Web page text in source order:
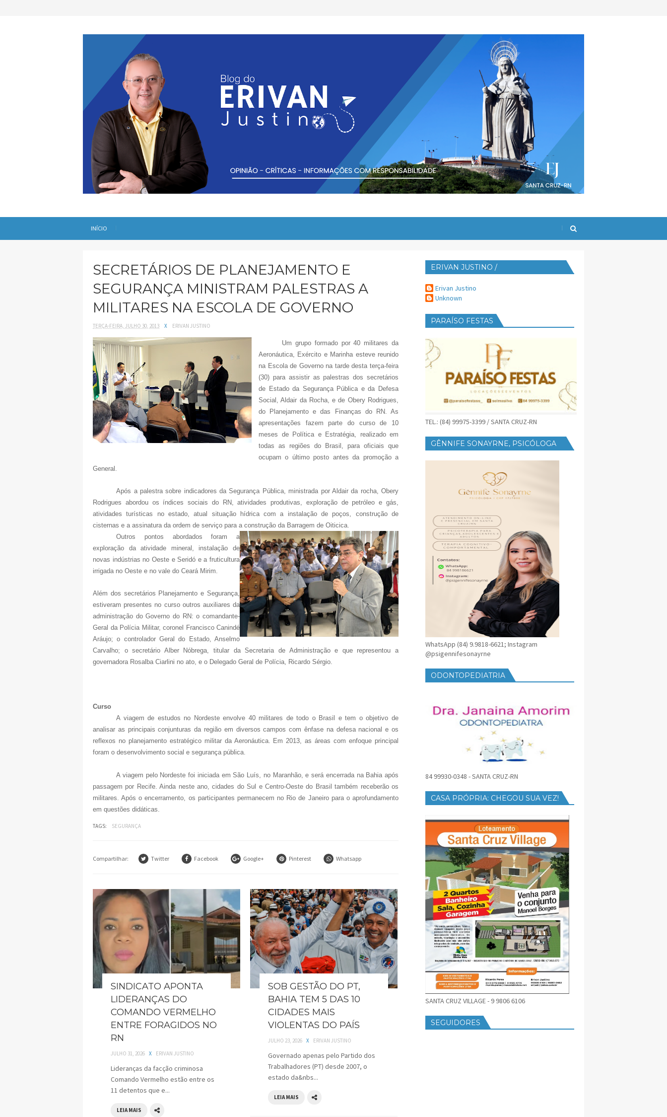
INÍCIO
SECRETÁRIOS DE PLANEJAMENTO E
SEGURANÇA MINISTRAM PALESTRAS A
MILITARES NA ESCOLA DE GOVERNO
TERÇA-FEIRA, JULHO 30, 2013 X ERIVAN JUSTINO
Um grupo formado por 40 militares da
Aeronáutica, Exército e Marinha esteve reunido
na Escola de Governo na tarde desta terça-feira
(30) para assistir as palestras dos secretários
de Estado da Segurança Pública e da Defesa
Social, Aldair da Rocha, e de Obery Rodrigues,
do Planejamento e das Finanças do RN. As
apresentações fazem parte do curso de 10
meses de Política e Estratégia, realizado em
todas as regiões do Brasil, para oficiais que
ocupam o último posto antes da promoção a
General.
Após a palestra sobre indicadores da Segurança Pública, ministrada por Aldair da rocha, Obery
Rodrigues abordou os índices sociais do RN, atividades produtivas, exploração de petróleo e gás,
atividades turísticas no estado, atual situação hídrica com a instalação de poços, construção de
cisternas e a assinatura da ordem de serviço para a construção da Barragem de Oiticica.
Outros pontos abordados foram a
exploração da atividade mineral, instalação de
novas indústrias no Oeste e Seridó e a fruticultura
irrigada no Oeste e no vale do Ceará Mirim.
Além dos secretários Planejamento e Segurança,
estiveram presentes no curso outros auxiliares da
administração do Governo do RN: o comandante-
Geral da Polícia Militar, coronel Francisco Canindé
Aráujo; o controlador Geral do Estado, Anselmo
Carvalho; o secretário Alber Nóbrega, titular da Secretaria de Administração e que representou a
governadora Rosalba Ciarlini no ato, e o Delegado Geral de Polícia, Ricardo Sérgio.
Curso
A viagem de estudos no Nordeste envolve 40 militares de todo o Brasil e tem o objetivo de
analisar as principais conjunturas da região em diversos campos com ênfase na defesa nacional e os
reflexos no planejamento estratégico militar da Aeronáutica. Em 2013, as áreas com enfoque principal
foram o desenvolvimento social e segurança pública.
A viagem pelo Nordeste foi iniciada em São Luís, no Maranhão, e será encerrada na Bahia após
passagem por Recife. Ainda neste ano, cidades do Sul e Centro-Oeste do Brasil também receberão os
militares. Após o encerramento, os participantes permanecem no Rio de Janeiro para o aprofundamento
em questões didáticas.
TAGS: SEGURANÇA
Compartilhar: Twitter Facebook Google+ Pinterest Whatsapp
SINDICATO APONTA
LIDERANÇAS DO
COMANDO VERMELHO
ENTRE FORAGIDOS NO
RN
JULHO 31, 2026 X ERIVAN JUSTINO
Lideranças da facção criminosa
Comando Vermelho estão entre os
11 detentos que e...
LEIA MAIS
SOB GESTÃO DO PT,
BAHIA TEM 5 DAS 10
CIDADES MAIS
VIOLENTAS DO PAÍS
JULHO 23, 2026 X ERIVAN JUSTINO
Governado apenas pelo Partido dos
Trabalhadores (PT) desde 2007, o
estado da&nbs...
LEIA MAIS
ERIVAN JUSTINO /
Erivan Justino
Unknown
PARAÍSO FESTAS
TEL.: (84) 99975-3399 / SANTA CRUZ-RN
GÊNNIFE SONAYRNE, PSICÓLOGA
WhatsApp (84) 9.9818-6621; Instagram
@psigennifesonayrne
ODONTOPEDIATRIA
84 99930-0348 - SANTA CRUZ-RN
CASA PRÓPRIA: CHEGOU SUA VEZ!
SANTA CRUZ VILLAGE - 9 9806 6106
SEGUIDORES